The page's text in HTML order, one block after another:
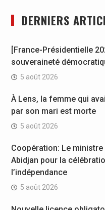
DERNIERS
[France-Présidentielle
souveraineté
5 août 2026
À Lens, la femme qui
par son mari est morte
5 août 2026
Coopération: Le ministre
Abidjan pour la
l’indépendance
5 août 2026